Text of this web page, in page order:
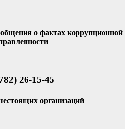
о фактах коррупционной
26-15-45
организаций